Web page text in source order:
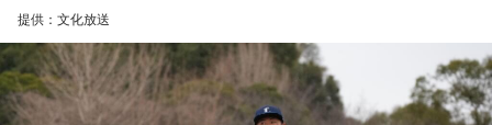
Gum-9 / ガラクタ / ガラスの靴は落とさない / カラノア /
KI_EN / 来島エル / きばやし / Gyubin / くがあくた / grating
hunny / Grape Kiki / クロムレイリー / GeTO / COPES / ココ
ラシカ / Cosmola / kohamo / ゴホウビ / サカキナオ / THE
後半の「AKB48研究所！」のコーナーでは、AKB48について
徹底調査！ 8月19日発売の68thシングル『好きish』について
選抜メンバー・新井彩永が曲の聴きどころ、すでに再生回数
提供：文化放送